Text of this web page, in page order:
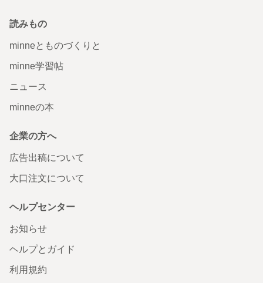
読みもの
minneとものづくりと
minne学習帖
ニュース
minneの本
企業の方へ
広告出稿について
大口注文について
ヘルプセンター
お知らせ
ヘルプとガイド
利用規約